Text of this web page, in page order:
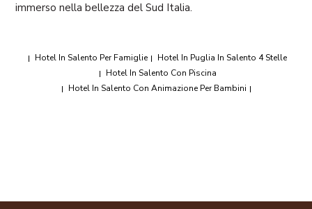
immerso nella bellezza del Sud Italia.
| Hotel In Salento Per Famiglie | Hotel In Puglia In Salento 4 Stelle
| Hotel In Salento Con Piscina
| Hotel In Salento Con Animazione Per Bambini |